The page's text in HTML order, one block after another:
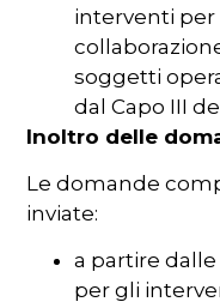
interventi per
soggetti
dal Capo III
Inoltro delle
Le domande
inviate:
a partire dalle
per gli